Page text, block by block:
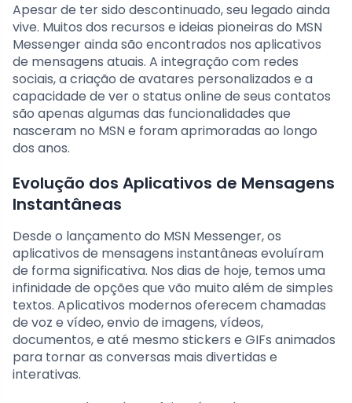
Apesar de ter sido descontinuado, seu legado ainda
vive. Muitos dos recursos e ideias pioneiras do MSN
Messenger ainda são encontrados nos aplicativos
de mensagens atuais. A integração com redes
sociais, a criação de avatares personalizados e a
capacidade de ver o status online de seus contatos
são apenas algumas das funcionalidades que
nasceram no MSN e foram aprimoradas ao longo
dos anos.
Evolução dos Aplicativos de Mensagens
Instantâneas
Desde o lançamento do MSN Messenger, os
aplicativos de mensagens instantâneas evoluíram
de forma significativa. Nos dias de hoje, temos uma
infinidade de opções que vão muito além de simples
textos. Aplicativos modernos oferecem chamadas
de voz e vídeo, envio de imagens, vídeos,
documentos, e até mesmo stickers e GIFs animados
para tornar as conversas mais divertidas e
interativas.